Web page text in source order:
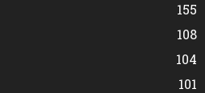
155
108
104
101